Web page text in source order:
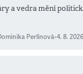
a vedra mění
Perlínová•4. 8. 2026